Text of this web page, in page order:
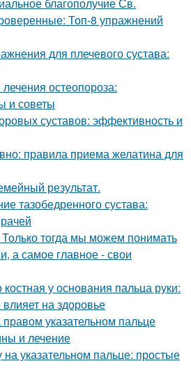
благополучие Св.
Топ-8 упражнений
для плечевого сустава:
остеопороза:
и советы
суставов: эффективность и
правила приема желатина для
результат.
тазобедренного сустава:
Только тогда мы можем понимать
а самое главное - свои
у основания пальца руки:
влияет на здоровье
правом указательном пальце
и лечение
указательном пальце: простые